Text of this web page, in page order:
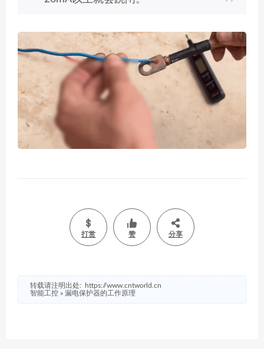
打赏 赞 分享
转载请注明出处:
https://www.cntworld.cn
智能工控 » 漏电保护器的工作原理